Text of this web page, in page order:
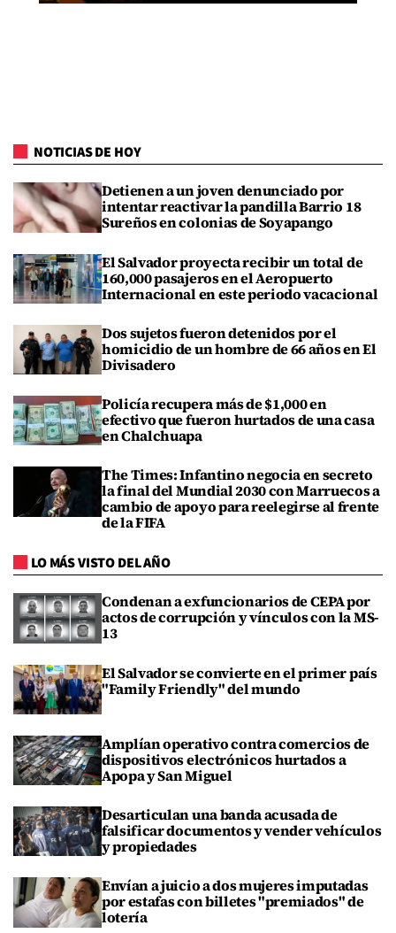
NOTICIAS DE HOY
Detienen a un joven denunciado por
intentar reactivar la pandilla Barrio 18
Sureños en colonias de Soyapango
El Salvador proyecta recibir un total de
160,000 pasajeros en el Aeropuerto
Internacional en este periodo vacacional
Dos sujetos fueron detenidos por el
homicidio de un hombre de 66 años en El
Divisadero
Policía recupera más de $1,000 en
efectivo que fueron hurtados de una casa
en Chalchuapa
The Times: Infantino negocia en secreto
la final del Mundial 2030 con Marruecos a
cambio de apoyo para reelegirse al frente
de la FIFA
LO MÁS VISTO DEL AÑO
Condenan a exfuncionarios de CEPA por
actos de corrupción y vínculos con la MS-
13
El Salvador se convierte en el primer país
"Family Friendly" del mundo
Amplían operativo contra comercios de
dispositivos electrónicos hurtados a
Apopa y San Miguel
Desarticulan una banda acusada de
falsificar documentos y vender vehículos
y propiedades
Envían a juicio a dos mujeres imputadas
por estafas con billetes "premiados" de
lotería